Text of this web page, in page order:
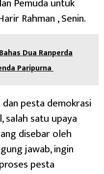
Rahman , Senin.
Dua Ranperda
Paripurna
pesta demokrasi
salah satu upaya
disebar oleh
jawab, ingin
pesta